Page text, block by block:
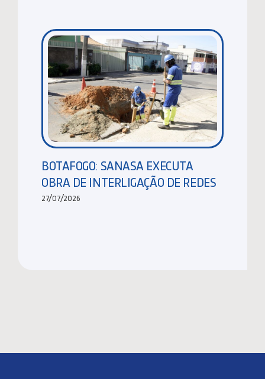
BOTAFOGO: SANASA EXECUTA
OBRA DE INTERLIGAÇÃO DE REDES
27/07/2026